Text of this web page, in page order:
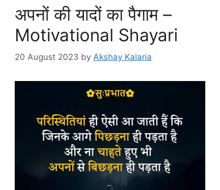
अपनों की यादों का पैगाम –
Motivational Shayari
20 August 2023 by Akshay Kalaria